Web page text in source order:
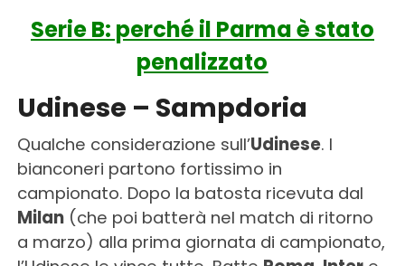
Serie B: perché il Parma è stato
penalizzato
Udinese – Sampdoria
Qualche considerazione sull’Udinese. I
bianconeri partono fortissimo in
campionato. Dopo la batosta ricevuta dal
Milan(che poi batterà nel match di ritorno
a marzo) alla prima giornata di campionato,